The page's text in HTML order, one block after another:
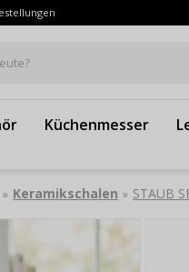
Küchenmesser
» Keramikschalen » STAUB